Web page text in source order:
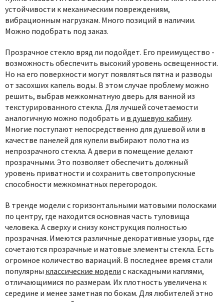
устойчивости к механическим повреждениям,
вибрационным нагрузкам. Много позиций в наличии.
Можно подобрать под заказ.
Прозрачное стекло вряд ли подойдет. Его преимущество -
возможность обеспечить высокий уровень освещенности.
Но на его поверхности могут появляться пятна и разводы
от засохших капель воды. В этом случае проблему можно
решить, выбрав межкомнатную дверь для ванной из
текстурированного стекла. Для лучшей сочетаемости
аналогичную можно подобрать и в душевую кабину.
Многие поступают непосредственно для душевой или в
качестве панелей для купели выбирают полотна из
непрозрачного стекла. А двери в помещение делают
прозрачными. Это позволяет обеспечить должный
уровень приватности и сохранить светопропускные
способности межкомнатных перегородок.
В тренде модели с горизонтальными матовыми полосками
по центру, где находится основная часть туловища
человека. А сверху и снизу конструкция полностью
прозрачная. Имеются различные декоративные узоры, где
сочетаются прозрачные и матовые элементы стекла. Есть
огромное количество вариаций. В последнее время стали
популярны классические модели с каскадными каплями,
отличающимися по размерам. Их плотность увеличена к
середине и менее заметная по бокам. Для любителей этно